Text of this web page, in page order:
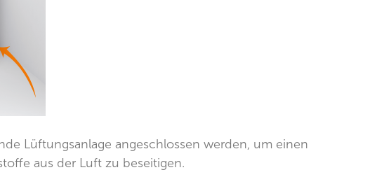
Lüftungsanlage angeschlossen werden, um einen
aus der Luft zu beseitigen.